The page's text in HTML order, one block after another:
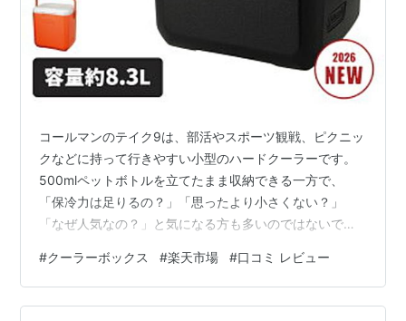
コールマンのテイク9は、部活やスポーツ観戦、ピクニッ
クなどに持って行きやすい小型のハードクーラーです。
500mlペットボトルを立てたまま収納できる一方で、
「保冷力は足りるの？」「思ったより小さくない？」
「なぜ人気なの？」と気になる方も多いのではないでし
運びやすさ、デザインを評価する声が見られました。一
方で、フタの硬さや商品に貼られたシールについて気に
なる声もあります。 この記事でわかること コールマン
#クーラーボックス #楽天市場 #口コミ レビュー